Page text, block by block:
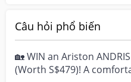
Câu hỏi phổ biến
🏡 WIN an Ariston
(Worth S$479)! A